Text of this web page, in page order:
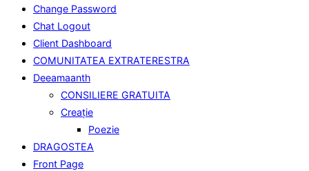
Change Password
Chat Logout
Client Dashboard
COMUNITATEA EXTRATERESTRA
Deeamaanth
CONSILIERE GRATUITA
Creaţie
Poezie
DRAGOSTEA
Front Page